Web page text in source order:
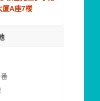
厦A座7楼